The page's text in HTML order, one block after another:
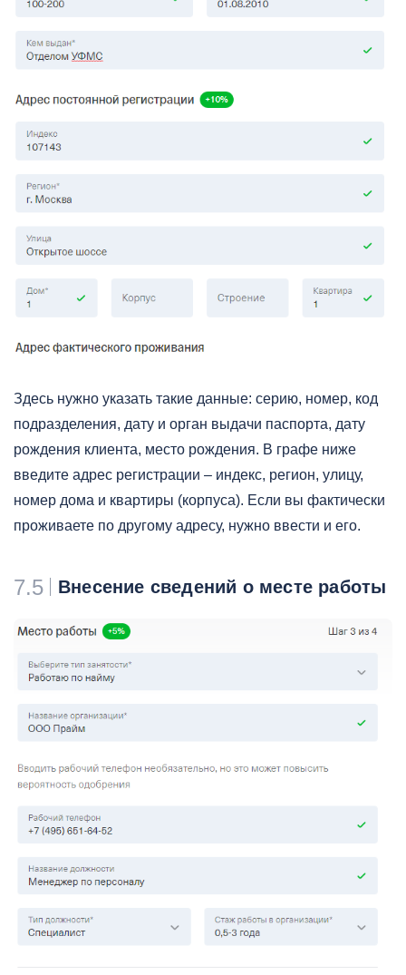
Здесь нужно указать такие данные: серию, номер, код
подразделения, дату и орган выдачи паспорта, дату
рождения клиента, место рождения. В графе ниже
введите адрес регистрации – индекс, регион, улицу,
номер дома и квартиры (корпуса). Если вы фактически
проживаете по другому адресу, нужно ввести и его.
7.5 Внесение сведений о месте работы